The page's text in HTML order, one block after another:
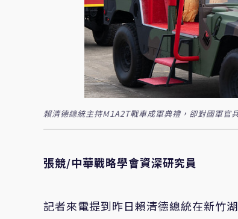
賴清德總統主持M1A2T戰車成軍典禮，卻對國軍官
張競/中華戰略學會資深研究員
記者來電提到昨日賴清德總統在新竹